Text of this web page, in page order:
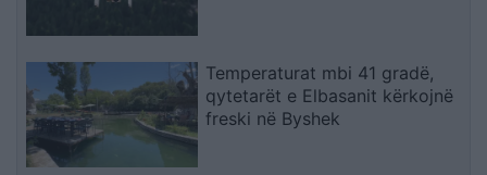
Temperaturat mbi 41 gradë,
qytetarët e Elbasanit kërkojnë
freski në Byshek